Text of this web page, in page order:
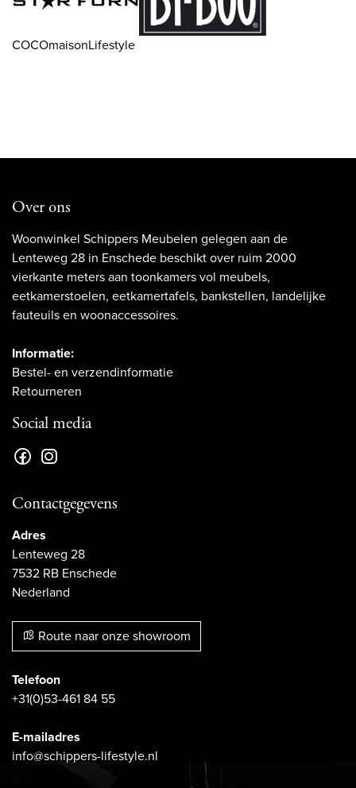
COCOmaisonLifestyle
Over ons
Woonwinkel Schippers Meubelen gelegen aan de
Lenteweg 28 in Enschede beschikt over ruim 2000
vierkante meters aan toonkamers vol meubels,
eetkamerstoelen, eetkamertafels, bankstellen, landelijke
fauteuils en woonaccessoires.
Informatie:
Bestel- en verzendinformatie
Retourneren
Social media
Contactgegevens
Adres
Lenteweg 28
7532 RB Enschede
Nederland
Route naar onze showroom
Telefoon
+31(0)53-461 84 55
E-mailadres
info@schippers-lifestyle.nl